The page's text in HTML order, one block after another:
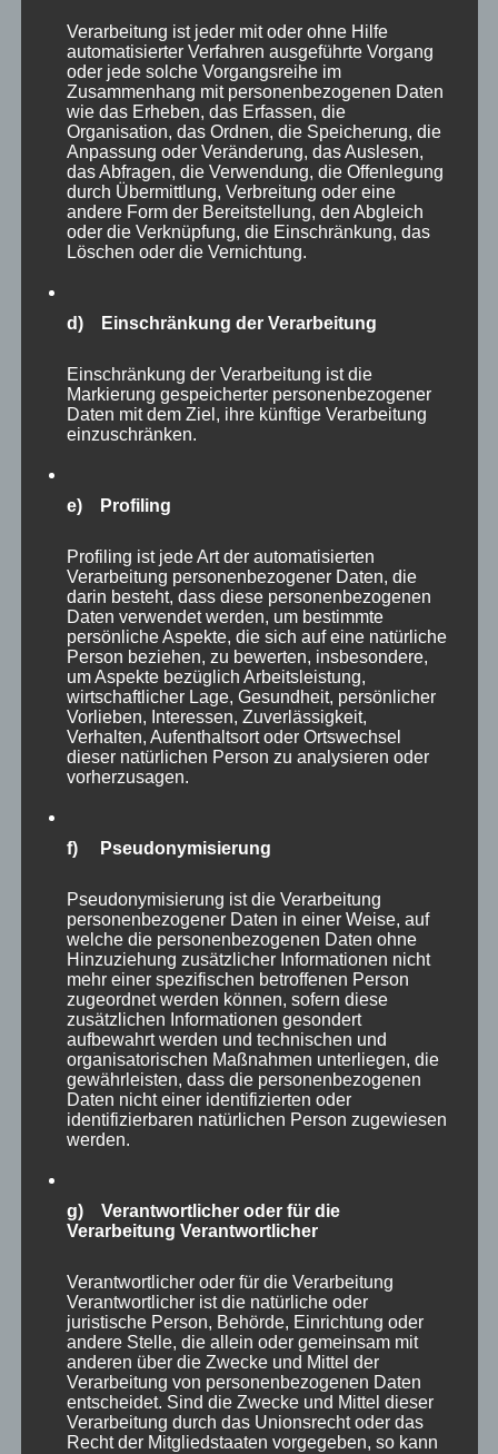
Geschäftsfeldstrategien ab (z.B. investieren,
ausbauen, einstellen).
Jedes Geschäftsfeld erhält dann eine individuell
zugeschnittene Wettbewerbsstrategie, die langfristige
Wettbewerbsvorteile sicherstellen soll. Porter
unterscheidet hierbei folgende Wettbewerbsstrategien:
Wettbewerbsvorteilen auf dem Gesamtmarkt)
Differenzierung (bei starken
Alleinstellungsmerkmalen auf dem Gesamtmarkt)
Fokussierung und Differenzierung (bei starken
Wettbewerbsvorteilen im Gesamtmarkt)
geringen Wettbewerbsvorteilen jedoch
Kostenvorteilen in Teilmärkten
Die Inhalte dieser Ziele sind u.a.:
Marktökonomisch (Umsatz, Deckungsbeitrag,
Marktanteil)
Marktpsychologisch (Bekanntheitsgrad,
Kundenzufriedenheitsgrad, Image,
Qualitätswahrnehmung).
Aber Vorsicht: Da die meisten KPI im Vertrieb
vergangenheitsbezogen sind, zeigt die Praxis, dass
hier das Marketing-Controlling andere Informationen
betrachtet, als es die Strategieplanung benötigt.
Marketing-Strategen benötigen auch Frühindikatoren,
um Problemfelder zeitnah zu erkennen und bei Bedarf
möglichst rasch handeln zu können. Frühindikatoren
können politische/gesetzliche Veränderungen sein,
Studien zu veränderten Konsumentenpräferenzen,
Kundenfeedback (v.a. bei starkem Anstieg bei
bestimmten Produkten), Anzahl der Kundentermine pro
Verkäufer, oder Veränderungen in der
Angebotserfolgsquote.
Auf Basis von Zielwerten und relevanten Indikatoren
(KPI) leiten sich dann im Anschluss die
entsprechenden operativen Maßnahmen und deren
Verarbeitung ist jeder mit oder ohne Hilfe
automatisierter Verfahren ausgeführte Vorgang
oder jede solche Vorgangsreihe im
Zusammenhang mit personenbezogenen Daten
wie das Erheben, das Erfassen, die
Organisation, das Ordnen, die Speicherung, die
Anpassung oder Veränderung, das Auslesen,
das Abfragen, die Verwendung, die Offenlegung
durch Übermittlung, Verbreitung oder eine
andere Form der Bereitstellung, den Abgleich
oder die Verknüpfung, die Einschränkung, das
Löschen oder die Vernichtung.
d) Einschränkung der Verarbeitung
Einschränkung der Verarbeitung ist die
Markierung gespeicherter personenbezogener
Daten mit dem Ziel, ihre künftige Verarbeitung
einzuschränken.
e) Profiling
Profiling ist jede Art der automatisierten
Verarbeitung personenbezogener Daten, die
darin besteht, dass diese personenbezogenen
Daten verwendet werden, um bestimmte
persönliche Aspekte, die sich auf eine natürliche
Person beziehen, zu bewerten, insbesondere,
um Aspekte bezüglich Arbeitsleistung,
wirtschaftlicher Lage, Gesundheit, persönlicher
Vorlieben, Interessen, Zuverlässigkeit,
Verhalten, Aufenthaltsort oder Ortswechsel
dieser natürlichen Person zu analysieren oder
vorherzusagen.
f) Pseudonymisierung
Pseudonymisierung ist die Verarbeitung
personenbezogener Daten in einer Weise, auf
welche die personenbezogenen Daten ohne
Hinzuziehung zusätzlicher Informationen nicht
mehr einer spezifischen betroffenen Person
zugeordnet werden können, sofern diese
zusätzlichen Informationen gesondert
aufbewahrt werden und technischen und
organisatorischen Maßnahmen unterliegen, die
gewährleisten, dass die personenbezogenen
Daten nicht einer identifizierten oder
identifizierbaren natürlichen Person zugewiesen
werden.
g) Verantwortlicher oder für die
Verarbeitung Verantwortlicher
Verantwortlicher oder für die Verarbeitung
Verantwortlicher ist die natürliche oder
juristische Person, Behörde, Einrichtung oder
andere Stelle, die allein oder gemeinsam mit
anderen über die Zwecke und Mittel der
Verarbeitung von personenbezogenen Daten
entscheidet. Sind die Zwecke und Mittel dieser
Verarbeitung durch das Unionsrecht oder das
Recht der Mitgliedstaaten vorgegeben, so kann